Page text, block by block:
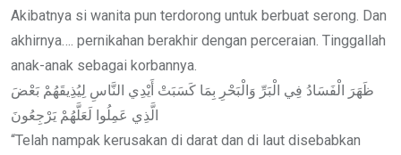
Akibatnya si wanita pun terdorong untuk berbuat serong. Dan
akhirnya…. pernikahan berakhir dengan perceraian. Tinggallah
anak-anak sebagai korbannya.
ظَهَرَ الْفَسَادُ فِي الْبَرِّ وَالْبَحْرِ بِمَا كَسَبَتْ أَيْدِي النَّاسِ لِيُذِيقَهُمْ بَعْضَ
الَّذِي عَمِلُوا لَعَلَّهُمْ يَرْجِعُونَ
“Telah nampak kerusakan di darat dan di laut disebabkan